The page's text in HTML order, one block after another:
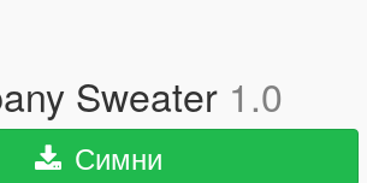
Sweater 1.0
Симни